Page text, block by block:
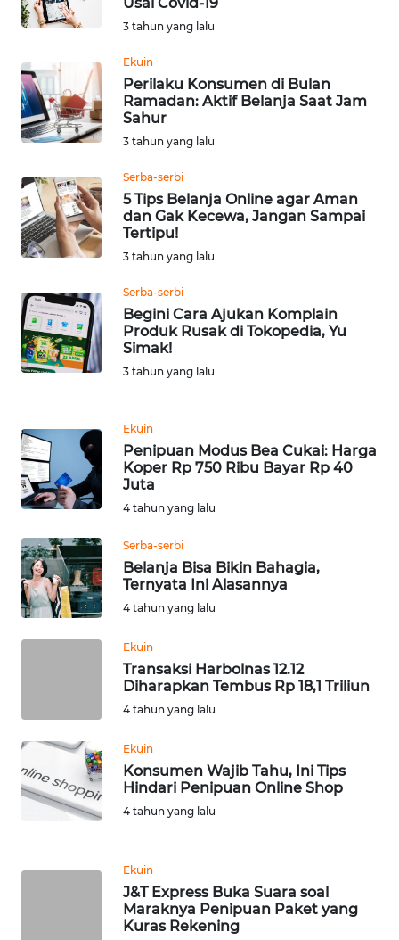
3 tahun yang lalu
Ekuin
Perilaku Konsumen di Bulan
Ramadan: Aktif Belanja Saat Jam
Sahur
3 tahun yang lalu
Serba-serbi
5 Tips Belanja Online agar Aman
dan Gak Kecewa, Jangan Sampai
Tertipu!
3 tahun yang lalu
Serba-serbi
Begini Cara Ajukan Komplain
Produk Rusak di Tokopedia, Yu
Simak!
3 tahun yang lalu
Ekuin
Penipuan Modus Bea Cukai: Harga
Koper Rp 750 Ribu Bayar Rp 40
Juta
4 tahun yang lalu
Serba-serbi
Belanja Bisa Bikin Bahagia,
Ternyata Ini Alasannya
4 tahun yang lalu
Ekuin
Transaksi Harbolnas 12.12
Diharapkan Tembus Rp 18,1 Triliun
4 tahun yang lalu
Ekuin
Konsumen Wajib Tahu, Ini Tips
Hindari Penipuan Online Shop
4 tahun yang lalu
Ekuin
J&T Express Buka Suara soal
Maraknya Penipuan Paket yang
Kuras Rekening
KALTARA
WN
KALSEL
WN
KALTIM
WN
SULSEL
WN
GORONTALO
WN
WN
MALUKU
WN
WN
DAIRI
WN
WN
NIAS
WN
LANGKAT
TAPANULI